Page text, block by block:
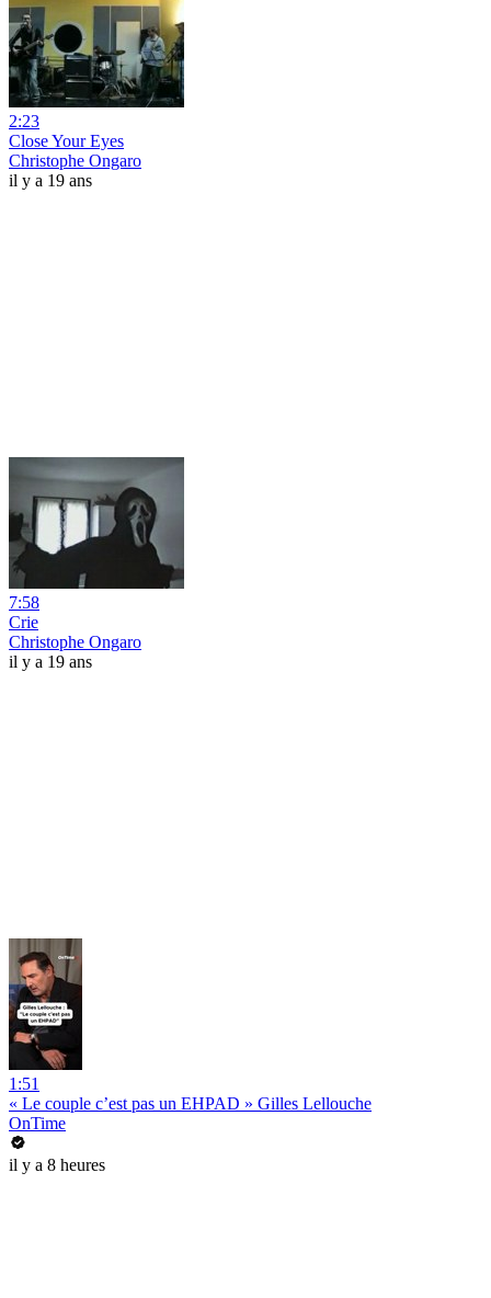
2:23
Close Your Eyes
Christophe Ongaro
il y a 19 ans
7:58
Crie
Christophe Ongaro
il y a 19 ans
1:51
« Le couple c’est pas un EHPAD » Gilles Lellouche
OnTime
il y a 8 heures